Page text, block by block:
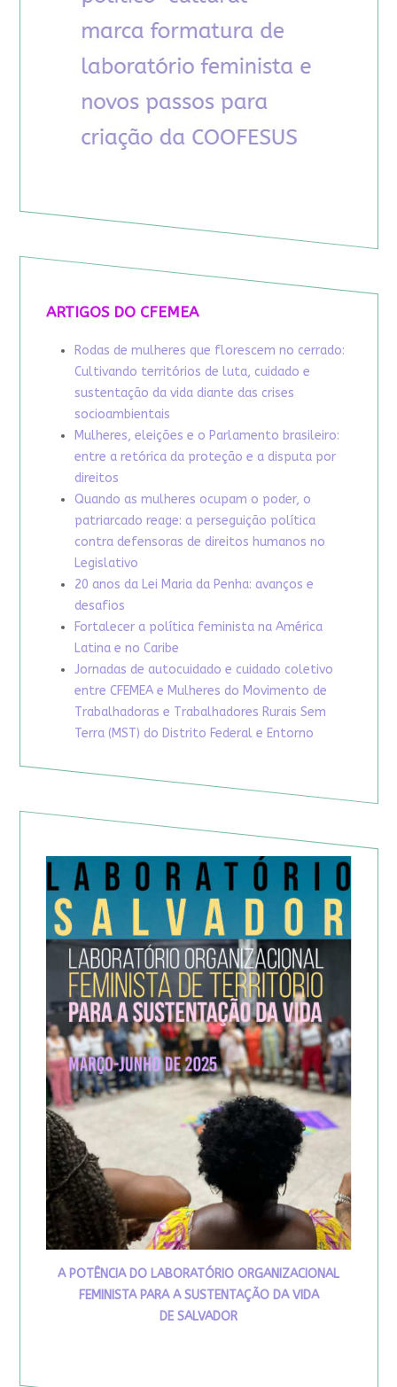
ARTIGOS DO CFEMEA
Rodas de mulheres que florescem no cerrado:
Cultivando territórios de luta, cuidado e
sustentação da vida diante das crises
socioambientais
Mulheres, eleições e o Parlamento brasileiro:
entre a retórica da proteção e a disputa por
direitos
Quando as mulheres ocupam o poder, o
patriarcado reage: a perseguição política
contra defensoras de direitos humanos no
Legislativo
20 anos da Lei Maria da Penha: avanços e
desafios
Fortalecer a política feminista na América
Latina e no Caribe
Jornadas de autocuidado e cuidado coletivo
entre CFEMEA e Mulheres do Movimento de
Trabalhadoras e Trabalhadores Rurais Sem
Terra (MST) do Distrito Federal e Entorno
A POTÊNCIA DO LABORATÓRIO ORGANIZACIONAL
FEMINISTA PARA A SUSTENTAÇÃO DA VIDA
DE SALVADOR